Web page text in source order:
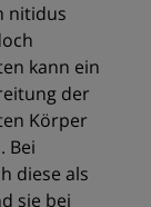
nitidus
kann ein
der
Körper
Bei
diese als
sie bei